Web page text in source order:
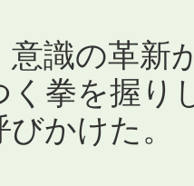
識の革新
く拳を握り
びかけた。